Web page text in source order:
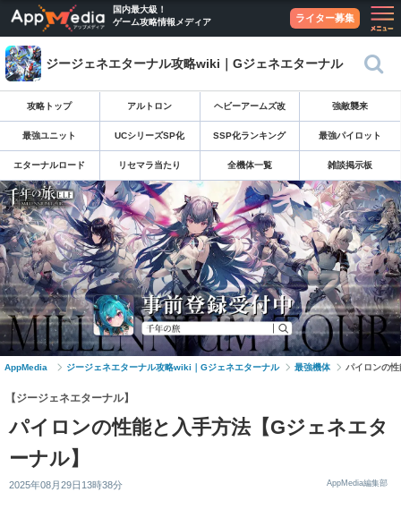
国内最大級！
ゲーム攻略情報メディア
ライター募集
ジージェネエターナル攻略wiki｜Gジェネエターナル
攻略トップ アルトロン ヘビーアームズ改 強敵襲来
最強ユニット UCシリーズSP化 SSP化ランキング 最強パイロット
エターナルロード リセマラ当たり 全機体一覧 雑談掲示板
AppMedia ジージェネエターナル攻略wiki｜Gジェネエターナル 最強機体 パイロンの
【ジージェネエターナル】
パイロンの性能と入手方法【Gジェネエタ
ーナル】
2025年08月29日13時38分 AppMedia編集部